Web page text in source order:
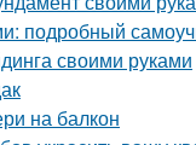
подробный
своими руками
на балкон